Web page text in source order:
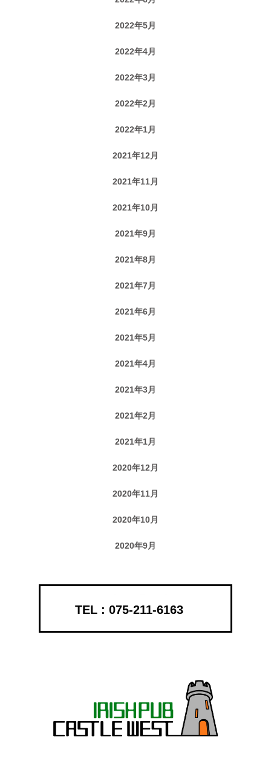
2022年5月
2022年4月
2022年3月
2022年2月
2022年1月
2021年12月
2021年11月
2021年10月
2021年9月
2021年8月
2021年7月
2021年6月
2021年5月
2021年4月
2021年3月
2021年2月
2021年1月
2020年12月
2020年11月
2020年10月
2020年9月
075-211-6163